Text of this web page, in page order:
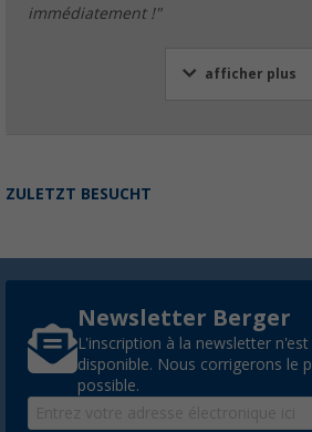
immédiatement !"
afficher plus
ZULETZT BESUCHT
Newsletter Berger
L'inscription à la newsletter
disponible. Nous corrigerons le
possible.